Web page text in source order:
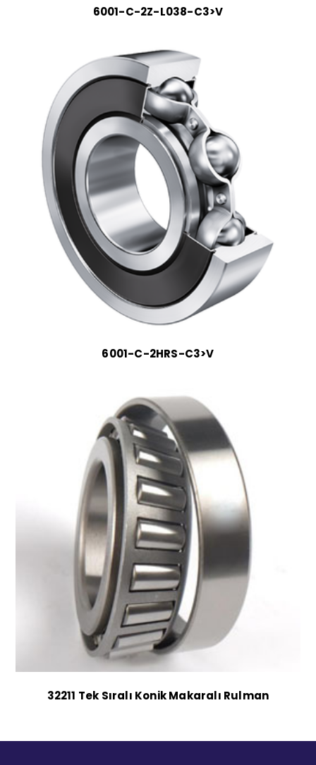
6001-C-2Z-L038-C3>V
6001-C-2HRS-C3>V
32211 Tek Sıralı Konik Makaralı Rulman